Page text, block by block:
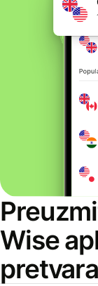
Wise